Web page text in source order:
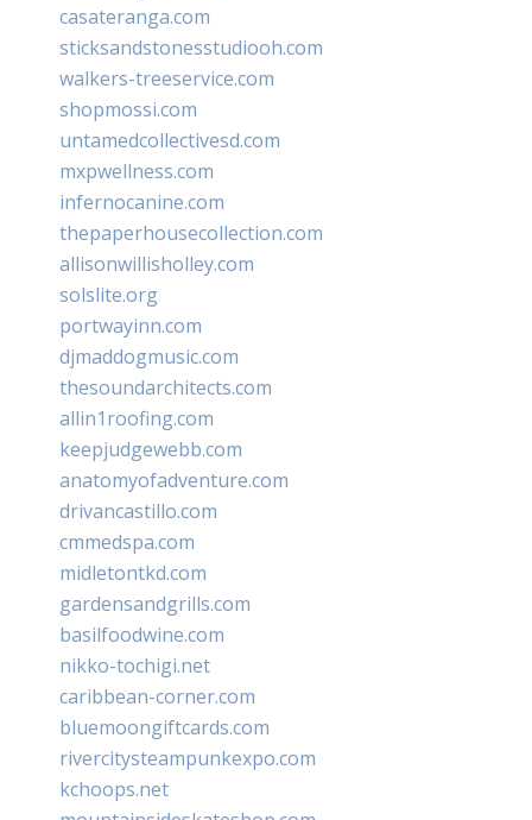
casateranga.com
sticksandstonesstudiooh.com
walkers-treeservice.com
shopmossi.com
untamedcollectivesd.com
mxpwellness.com
infernocanine.com
thepaperhousecollection.com
allisonwillisholley.com
solslite.org
portwayinn.com
djmaddogmusic.com
thesoundarchitects.com
allin1roofing.com
keepjudgewebb.com
anatomyofadventure.com
drivancastillo.com
cmmedspa.com
midletontkd.com
gardensandgrills.com
basilfoodwine.com
nikko-tochigi.net
caribbean-corner.com
bluemoongiftcards.com
rivercitysteampunkexpo.com
kchoops.net